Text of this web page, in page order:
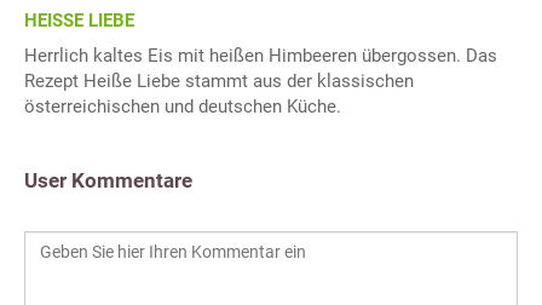
HEISSE LIEBE
Herrlich kaltes Eis mit heißen Himbeeren übergossen. Das
Rezept Heiße Liebe stammt aus der klassischen
österreichischen und deutschen Küche.
User Kommentare